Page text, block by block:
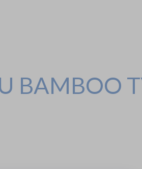
BAMBOO